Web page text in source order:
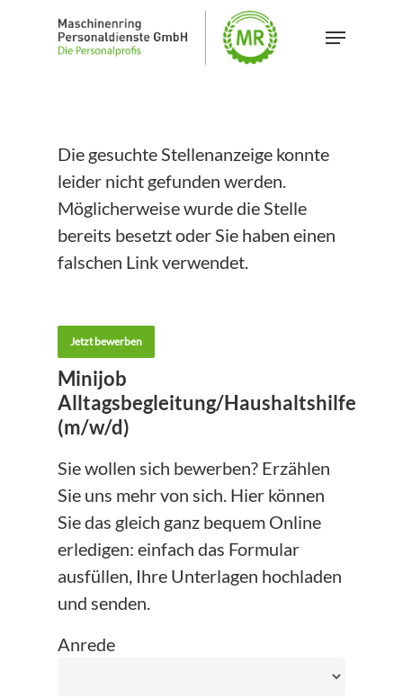
Menu
Die gesuchte Stellenanzeige konnte
leider nicht gefunden werden.
Möglicherweise wurde die Stelle
bereits besetzt oder Sie haben einen
falschen Link verwendet.
Jetzt bewerben
Minijob
Alltagsbegleitung/Haushaltshilfe
(m/w/d)
Sie wollen sich bewerben? Erzählen
Sie uns mehr von sich. Hier können
Sie das gleich ganz bequem Online
erledigen: einfach das Formular
ausfüllen, Ihre Unterlagen hochladen
und senden.
Anrede